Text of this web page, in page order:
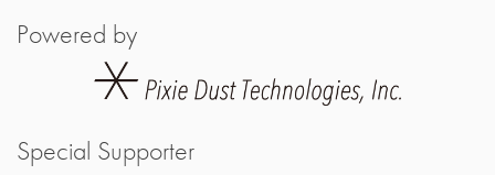
Powered by
Special Supporter